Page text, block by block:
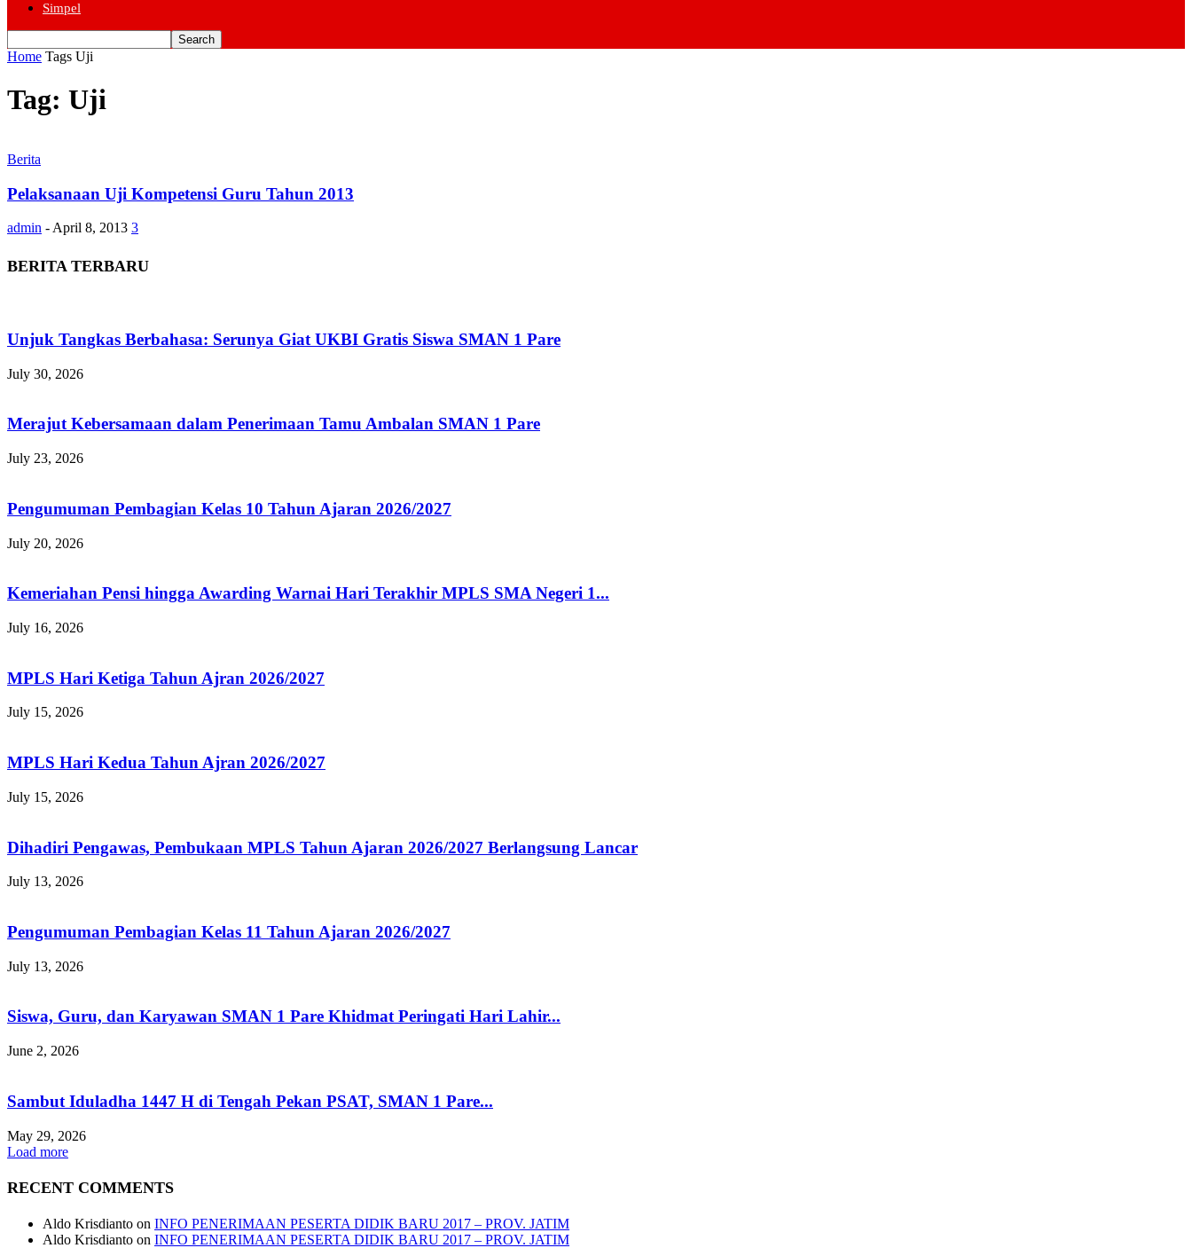
Simpel
Home Tags Uji
Tag: Uji
Berita
Pelaksanaan Uji Kompetensi Guru Tahun 2013
admin - April 8, 2013 3
BERITA TERBARU
Unjuk Tangkas Berbahasa: Serunya Giat UKBI Gratis Siswa SMAN 1 Pare
July 30, 2026
Merajut Kebersamaan dalam Penerimaan Tamu Ambalan SMAN 1 Pare
July 23, 2026
Pengumuman Pembagian Kelas 10 Tahun Ajaran 2026/2027
July 20, 2026
Kemeriahan Pensi hingga Awarding Warnai Hari Terakhir MPLS SMA Negeri 1...
July 16, 2026
MPLS Hari Ketiga Tahun Ajran 2026/2027
July 15, 2026
MPLS Hari Kedua Tahun Ajran 2026/2027
July 15, 2026
Dihadiri Pengawas, Pembukaan MPLS Tahun Ajaran 2026/2027 Berlangsung Lancar
July 13, 2026
Pengumuman Pembagian Kelas 11 Tahun Ajaran 2026/2027
July 13, 2026
Siswa, Guru, dan Karyawan SMAN 1 Pare Khidmat Peringati Hari Lahir...
June 2, 2026
Sambut Iduladha 1447 H di Tengah Pekan PSAT, SMAN 1 Pare...
May 29, 2026
Load more
RECENT COMMENTS
Aldo Krisdianto on INFO PENERIMAAN PESERTA DIDIK BARU 2017 – PROV. JATIM
Aldo Krisdianto on INFO PENERIMAAN PESERTA DIDIK BARU 2017 – PROV. JATIM